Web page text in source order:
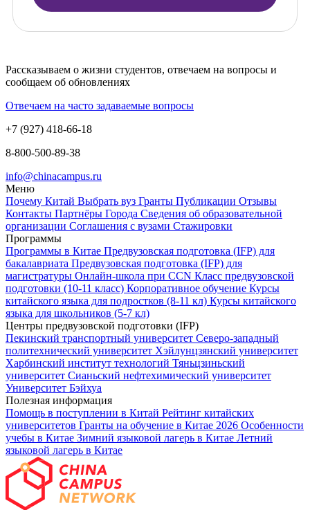
Рассказываем о жизни студентов, отвечаем на вопросы и
сообщаем об обновлениях
Отвечаем на часто задаваемые вопросы
+7 (927) 418-66-18
8-800-500-89-38
info@chinacampus.ru
Меню
Почему Китай Выбрать вуз Гранты Публикации Отзывы
Контакты Партнёры Города Сведения об образовательной
организации Соглашения с вузами Стажировки
Программы
Программы в Китае Предвузовская подготовка (IFP) для
бакалавриата Предвузовская подготовка (IFP) для
магистратуры Онлайн-школа при CCN Класс предвузовской
подготовки (10-11 класс) Корпоративное обучение Курсы
китайского языка для подростков (8-11 кл) Курсы китайского
языка для школьников (5-7 кл)
Центры предвузовской подготовки (IFP)
Пекинский транспортный университет Северо-западный
политехнический университет Хэйлунцзянский университет
Харбинский институт технологий Тяньцзиньский
университет Сианьский нефтехимический университет
Университет Бэйхуа
Полезная информация
Помощь в поступлении в Китай Рейтинг китайских
университетов Гранты на обучение в Китае 2026 Особенности
учебы в Китае Зимний языковой лагерь в Китае Летний
языковой лагерь в Китае